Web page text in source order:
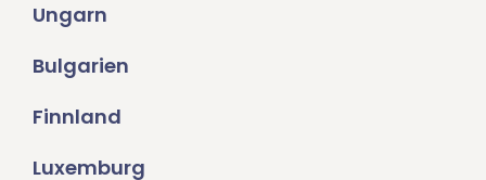
Ungarn
Bulgarien
Finnland
Luxemburg